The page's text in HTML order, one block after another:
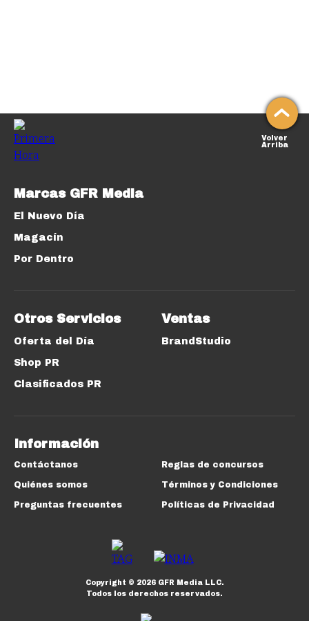
Volver
Arriba
Marcas GFR Media
El Nuevo Día
Magacín
Por Dentro
Otros Servicios
Oferta del Día
Shop PR
Clasificados PR
Ventas
BrandStudio
Información
Contáctanos
Quiénes somos
Preguntas frecuentes
Reglas de concursos
Términos y Condiciones
Políticas de Privacidad
Copyright © 2026GFR Media LLC.
Todos los derechos reservados.